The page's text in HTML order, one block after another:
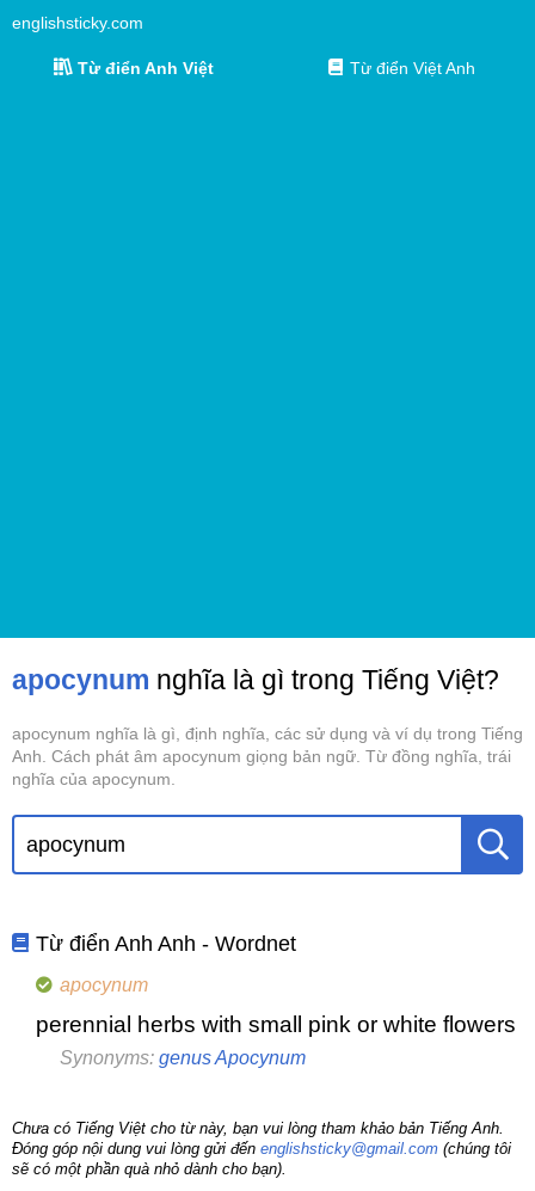
englishsticky.com
Từ điển Anh Việt Từ điển Việt Anh
apocynum nghĩa là gì trong Tiếng Việt?
apocynum nghĩa là gì, định nghĩa, các sử dụng và ví dụ trong Tiếng
Anh. Cách phát âm apocynum giọng bản ngữ. Từ đồng nghĩa, trái
nghĩa của apocynum.
Từ điển Anh Anh - Wordnet
apocynum
perennial herbs with small pink or white flowers
Synonyms: genus Apocynum
Chưa có Tiếng Việt cho từ này, bạn vui lòng tham khảo bản Tiếng Anh.
Đóng góp nội dung vui lòng gửi đến englishsticky@gmail.com (chúng tôi
sẽ có một phần quà nhỏ dành cho bạn).